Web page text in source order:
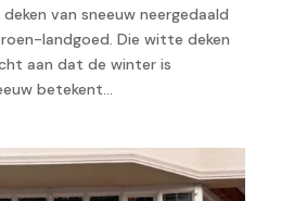
van sneeuw neergedaald
landgoed. Die witte deken
aan dat de winter is
betekent...